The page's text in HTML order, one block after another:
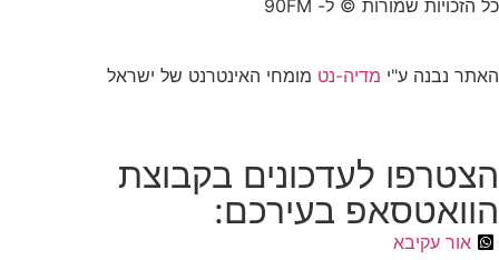
כל הזכויות שמורות © ל- 90FM
האתר נבנה ע"י מדיה-נט מומחי האינטרנט של ישראל
הצטרפו לעדכונים בקבוצת
הוואטסאפ בעירכם:
אור עקיבא